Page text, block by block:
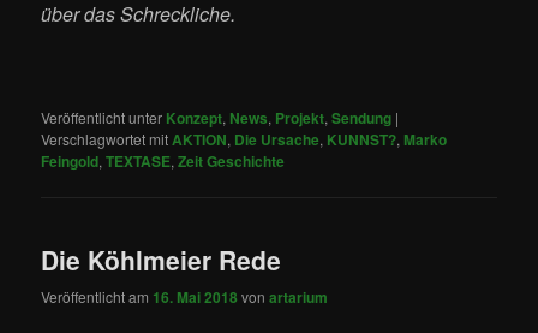
über das Schreckliche.
Veröffentlicht unter Konzept, News, Projekt,Sendung |
Verschlagwortet mitAKTION, Die Ursache, KUNNST?, Marko
Feingold,TEXTASE,Zeit Geschichte
Die Köhlmeier Rede
Veröffentlicht am 16. Mai 2018vonartarium